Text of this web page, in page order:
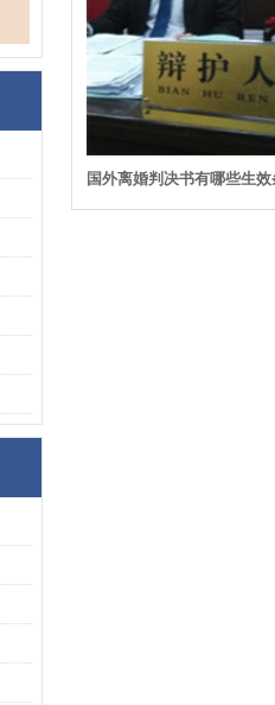
国外离婚判决书有哪些生效